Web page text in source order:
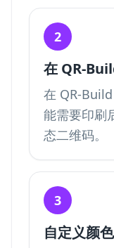
2
在 QR-
在 QR-
能需要印刷
态二维码。
3
自定义颜